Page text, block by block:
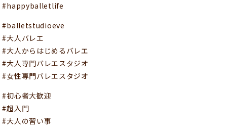
#happyballetlife
#balletstudioeve
#大人バレエ
#大人からはじめるバレエ
#大人専門バレエスタジオ
#女性専門バレエスタジオ
#初心者大歓迎
#超入門
#大人の習い事